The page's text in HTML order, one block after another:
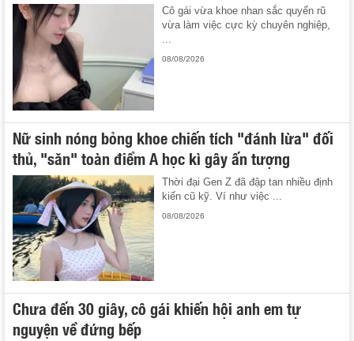
Cô gái vừa khoe nhan sắc quyến rũ
vừa làm việc cực kỳ chuyên nghiệp,
...
08/08/2026
Nữ sinh nóng bỏng khoe chiến tích "đánh lừa" đối
thủ, "săn" toàn điểm A học kì gây ấn tượng
Thời đại Gen Z đã đập tan nhiều định
kiến cũ kỹ. Ví như việc ...
08/08/2026
Chưa đến 30 giây, cô gái khiến hội anh em tự
nguyện về đứng bếp